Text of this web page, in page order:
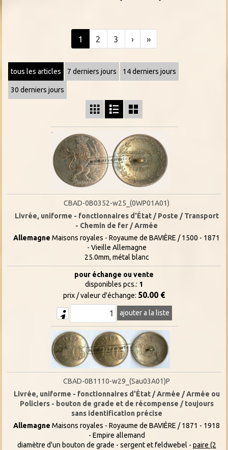
1 2 3 › »
tous les articles 7 derniers jours 14 derniers jours
30 derniers jours
  
CBAD-0B0352-w25_(0WP01A01)
Livrée, uniforme - fonctionnaires d'État / Poste / Transport
- Chemin de fer / Armée
Allemagne Maisons royales - Royaume de BAVIÈRE / 1500 - 1871
- Vieille Allemagne
25.0mm, métal blanc
pour échange ou vente
disponibles pcs.: 1
prix / valeur d'échange: 50.00 €
ajouter a la liste
CBAD-0B1110-w29_(Sau03A01)P
Livrée, uniforme - fonctionnaires d'État / Armée / Armée ou
Policiers - bouton de grade et de récompense / toujours
sans identification précise
Allemagne Maisons royales - Royaume de BAVIÈRE / 1871 - 1918
- Empire allemand
diamètre d'un bouton de grade - sergent et feldwebel - paire (2